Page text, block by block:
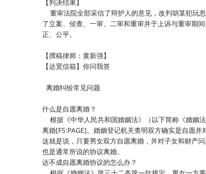
【判决结果】
重审法院全部采信了辩护人的意见，改判胡某犯玩
了立案、侦查、一审、二审和重审并于上诉与重审期
正、公平。
【撰稿律师：黄新强】
【达宽信箱】你问我答
离婚纠纷常见问题
什么是自愿离婚？
根据《中华人民共和国婚姻法》（以下简称《婚姻
离婚[FS:PAGE]。婚姻登记机关查明双方确实是自愿并
这就是说，只要男女双方自愿离婚，并对子女和财产
也是通常所说的协议离婚。
达不成自愿离婚协议的怎么办？